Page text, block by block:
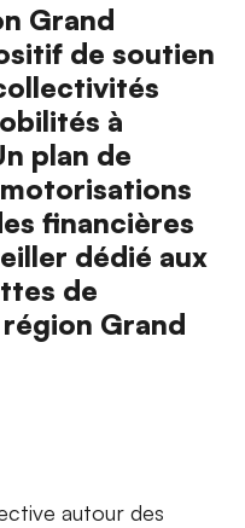
Grand
de soutien
à
plan de
financières
dédié aux
de
Grand
autour des